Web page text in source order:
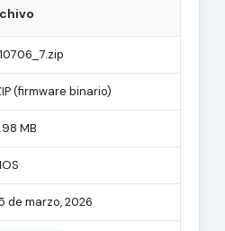
(firmware binario)
MB
de marzo, 2026